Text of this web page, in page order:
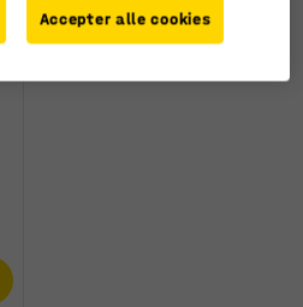
Accepter alle cookies